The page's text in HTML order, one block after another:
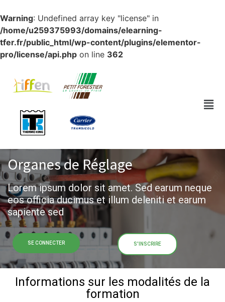
Warning: Undefined array key "license" in
/home/u259375993/domains/elearning-
tfer.fr/public_html/wp-content/plugins/elementor-
pro/license/api.php on line 362
Organes de Réglage​
Lorem ipsum dolor sit amet. Sed earum neque
eos officia ducimus et illum deleniti et earum
sapiente sed
SE CONNECTER S'INSCRIRE
Informations sur les modalités de la
formation